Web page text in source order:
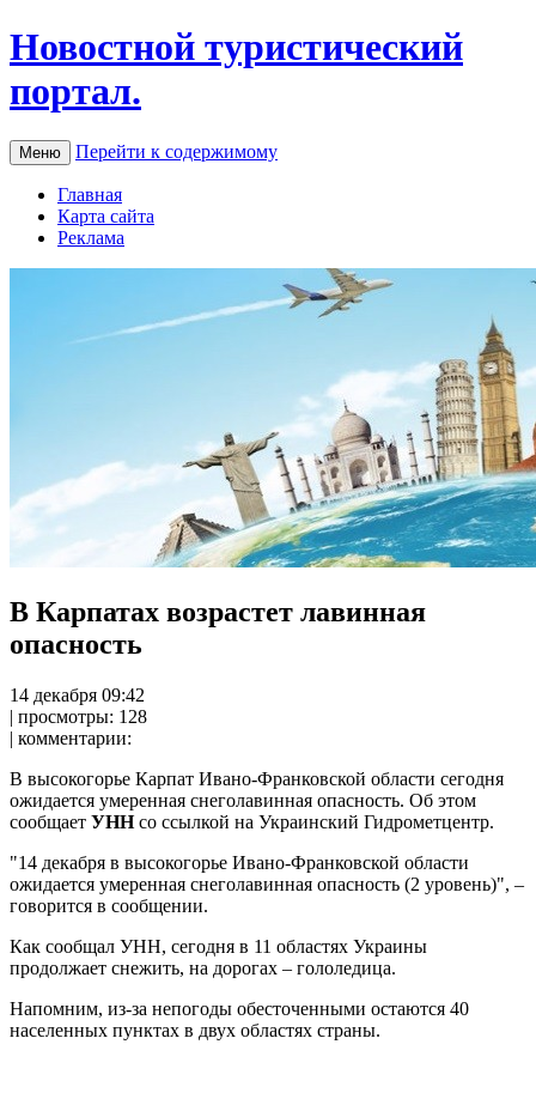
Новостной туристический
портал.
Меню Перейти к содержимому
Главная
Карта сайта
Реклама
В Карпатах возрастет лавинная
опасность
14 дeкaбря 09:42
| просмотры: 128
| комментарии:
В высокогорье Карпат Ивано-Франковской области сегодня
ожидается умеренная снеголавинная опасность. Об этом
сообщает УННсо ссылкой на Украинский Гидрометцентр.
"14 декабря в высокогорье Ивано-Франковской области
ожидается умеренная снеголавинная опасность (2 уровень)", –
говорится в сообщении.
Как сообщал УНН, сегодня в 11 областях Украины
продолжает снежить, на дорогах – гололедица.
Напомним, из-за непогоды обесточенными остаются 40
населенных пунктах в двух областях страны.